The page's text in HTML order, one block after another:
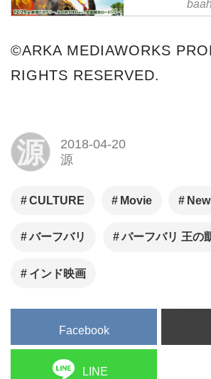
前人未到、宇
映画史上最大
ック・スペク
©ARKA MEDIAWORKS
RIGHTS RESERVED.
源
2018-04-20
源
CULTURE Movie
バーフバリ バーフバリ 王の
インド映画
Facebook
LINE